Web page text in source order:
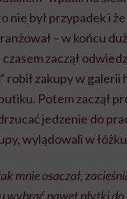
nie był przypadek i
– w końcu
zaczął
robił zakupy w
Potem zaczął
jedzenie do
wylądowali w
mnie osaczał,
wybrać nawet płytki do